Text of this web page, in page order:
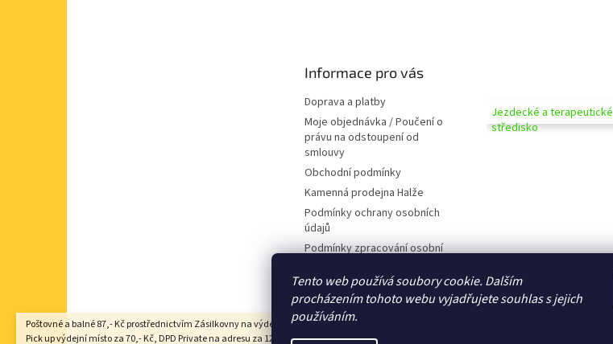
Tento web používá soubory cookie. Dalším
procházením tohoto webu vyjadřujete souhlas s jejich
používáním.
Poštovné a balné 87,- Kč prostřednictvím Zásilkovny na výdejní místo Z-point, DPD CZ
Pick up výdejní místo za 70,- Kč, DPD Private na adresu za 125,- Kč, Zásilkovna domů
Informace pro vás
Doprava a platby
Moje objednávka / Poučení o
právu na odstoupení od
smlouvy
Obchodní podmínky
Kamenná prodejna Halže
Podmínky ochrany osobních
údajů
Podmínky zpracování osobní
Souhlas se zobrazováním
nabídek
Jezdecké a terapeutické
středisko